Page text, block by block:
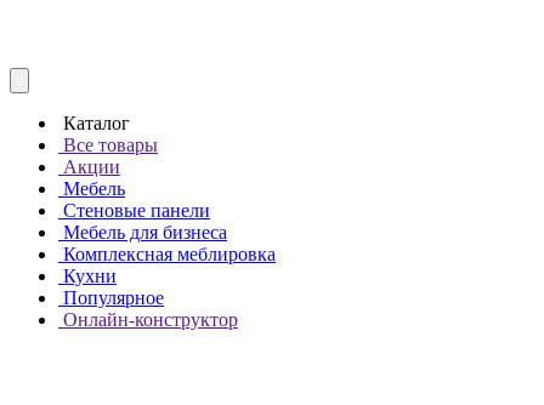
Каталог
Все товары
Акции
Мебель
Стеновые панели
Мебель для бизнеса
Комплексная меблировка
Кухни
Популярное
Онлайн-конструктор